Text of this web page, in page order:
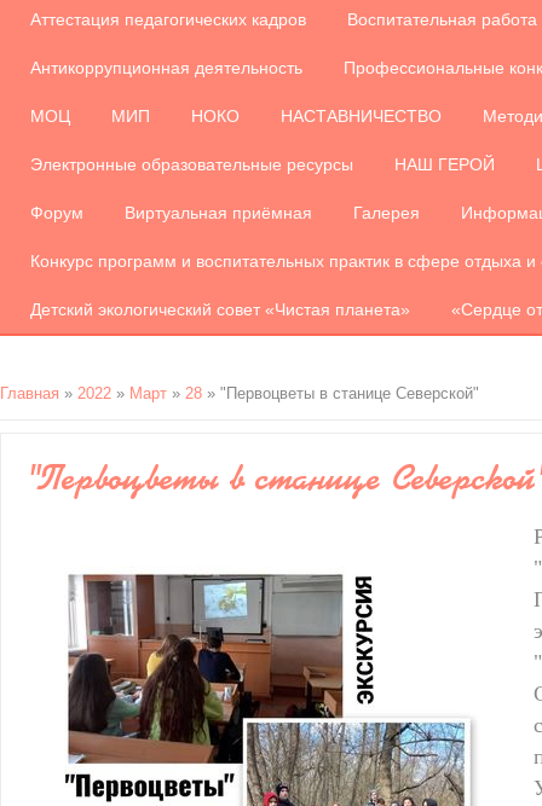
Аттестация педагогических кадров Воспитательная работа
Антикоррупционная деятельность Профессиональные
МОЦ МИП НОКО НАСТАВНИЧЕСТВО
Электронные образовательные ресурсы НАШ ГЕРОЙ
Форум Виртуальная приёмная Галерея
Конкурс программ и воспитательных практик в сфере отдыха
Детский экологический совет «Чистая планета» «Сердце
Главная » 2022 » Март » 28 » "Первоцветы в станице Северской"
"Первоцветы в станице